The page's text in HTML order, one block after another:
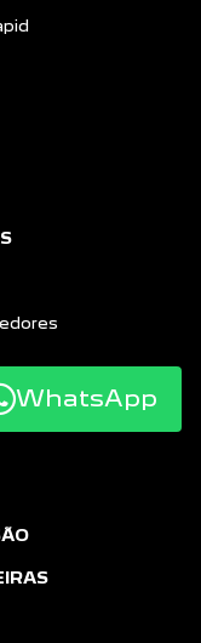
WhatsApp